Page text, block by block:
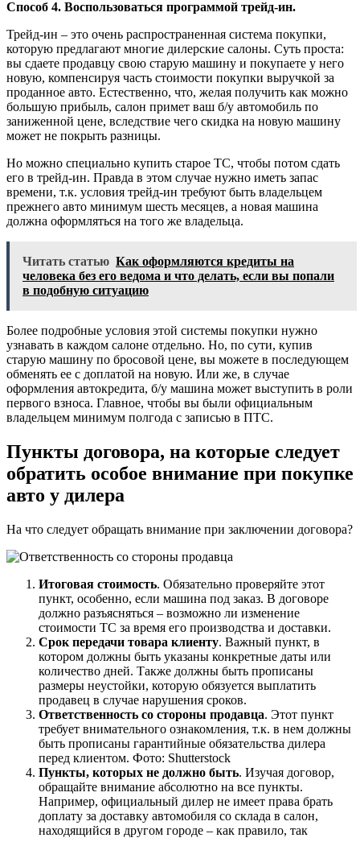
Способ 4. Воспользоваться программой трейд-ин.
Трейд-ин – это очень распространенная система покупки,
которую предлагают многие дилерские салоны. Суть проста:
вы сдаете продавцу свою старую машину и покупаете у него
новую, компенсируя часть стоимости покупки выручкой за
проданное авто. Естественно, что, желая получить как можно
большую прибыль, салон примет ваш б/у автомобиль по
заниженной цене, вследствие чего скидка на новую машину
может не покрыть разницы.
Но можно специально купить старое ТС, чтобы потом сдать
его в трейд-ин. Правда в этом случае нужно иметь запас
времени, т.к. условия трейд-ин требуют быть владельцем
прежнего авто минимум шесть месяцев, а новая машина
должна оформляться на того же владельца.
Читать статью Как оформляются кредиты на
человека без его ведома и что делать, если вы попали
в подобную ситуацию
Более подробные условия этой системы покупки нужно
узнавать в каждом салоне отдельно. Но, по сути, купив
старую машину по бросовой цене, вы можете в последующем
обменять ее с доплатой на новую. Или же, в случае
оформления автокредита, б/у машина может выступить в роли
первого взноса. Главное, чтобы вы были официальным
владельцем минимум полгода с записью в ПТС.
Пункты договора, на которые следует
обратить особое внимание при покупке
авто у дилера
На что следует обращать внимание при заключении договора?
Итоговая стоимость. Обязательно проверяйте этот
пункт, особенно, если машина под заказ. В договоре
должно разъясняться – возможно ли изменение
стоимости ТС за время его производства и доставки.
Срок передачи товара клиенту. Важный пункт, в
котором должны быть указаны конкретные даты или
количество дней. Также должны быть прописаны
размеры неустойки, которую обязуется выплатить
продавец в случае нарушения сроков.
Ответственность со стороны продавца. Этот пункт
требует внимательного ознакомления, т.к. в нем должны
быть прописаны гарантийные обязательства дилера
перед клиентом. Фото: Shutterstock
Пункты, которых не должно быть. Изучая договор,
обращайте внимание абсолютно на все пункты.
Например, официальный дилер не имеет права брать
доплату за доставку автомобиля со склада в салон,
находящийся в другом городе – как правило, так